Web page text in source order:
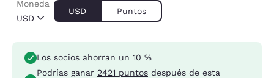
USD
Moneda
USD Puntos
Los socios ahorran un 10 %
Podrías ganar 2421 puntos después de esta